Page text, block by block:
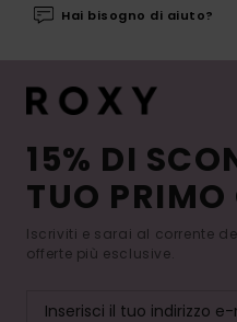
Hai bisogno di aiuto?
15% DI
TUO PRIMO
Iscriviti e sarai al corrente
offerte più esclusive.